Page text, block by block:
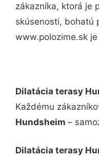
zákazníka, ktorá je
skúsenosti, bohatú
www.polozime.sk
Dilatácia terasy
Každému
Hundsheim –
Dilatácia terasy